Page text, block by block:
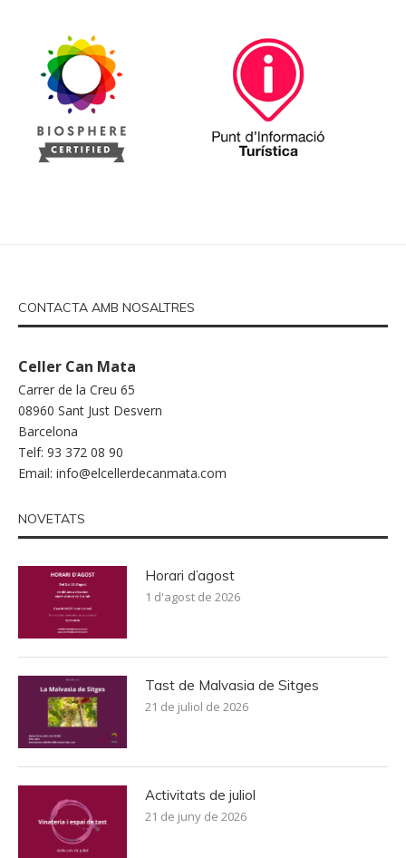
CONTACTA AMB NOSALTRES
Celler Can Mata
Carrer de la Creu 65
08960 Sant Just Desvern
Barcelona
Telf: 93 372 08 90
Email: info@elcellerdecanmata.com
NOVETATS
Horari d’agost
1 d'agost de 2026
Tast de Malvasia de Sitges
21 de juliol de 2026
Activitats de juliol
21 de juny de 2026